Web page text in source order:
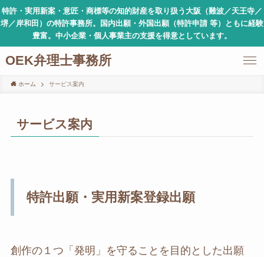
特許・実用新案・意匠・商標等の知的財産を取り扱う大阪（難波／天王寺／
堺／岸和田）の特許事務所。国内出願・外国出願（特許申請 等）ともに経験
豊富。中小企業・個人事業主の支援を得意としています。
OEK弁理士事務所
ホーム サービス案内
サービス案内
特許出願・実用新案登録出願
創作の１つ「発明」を守ることを目的とした出願